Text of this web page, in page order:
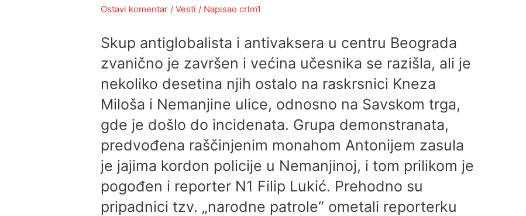
Ostavi komentar /Vesti / Napisao crlm1
Skup antiglobalista i antivaksera u centru Beograda
zvanično je završen i većina učesnika se razišla, ali je
nekoliko desetina njih ostalo na raskrsnici Kneza
Miloša i Nemanjine ulice, odnosno na Savskom trga,
gde je došlo do incidenata. Grupa demonstranata,
predvođena raščinjenim monahom Antonijem zasula
je jajima kordon policije u Nemanjinoj, i tom prilikom je
pogođen i reporter N1 Filip Lukić. Prehodno su
pripadnici tzv. „narodne patrole“ ometali reporterku